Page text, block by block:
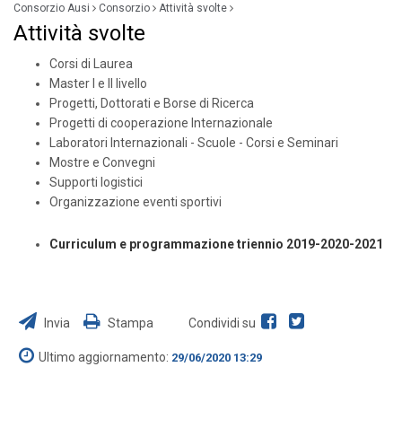
Consorzio Ausi Consorzio Attività svolte
Attività svolte
Corsi di Laurea
Master I e II livello
Progetti, Dottorati e Borse di Ricerca
Progetti di cooperazione Internazionale
Laboratori Internazionali - Scuole - Corsi e Seminari
Mostre e Convegni
Supporti logistici
Organizzazione eventi sportivi
Curriculum e programmazione triennio 2019-2020-2021
Invia Stampa Condividi su
Ultimo aggiornamento: 29/06/2020 13:29